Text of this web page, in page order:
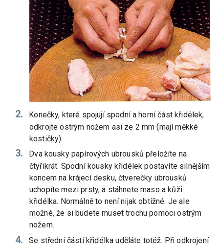
Konečky, které spojují spodní a horní část křidélek,
odkrojte ostrým nožem asi ze 2 mm (mají měkké
kostičky).
Dva kousky papírových ubrousků přeložíte na
čtyřikrát. Spodní kousky křidélek postavíte silnějším
koncem na krájecí desku, čtverečky ubrousků
uchopíte mezi prsty, a stáhnete maso a kůži
křidélka. Normálně to není nijak obtížné. Je ale
možné, že si budete muset trochu pomoci ostrým
nožem.
Se střední částí křidélka uděláte totéž. Při odkrojení